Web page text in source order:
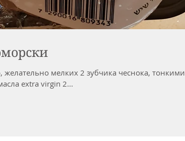
мелких 2 зубчика чеснока, тонкими
extra virgin 2...